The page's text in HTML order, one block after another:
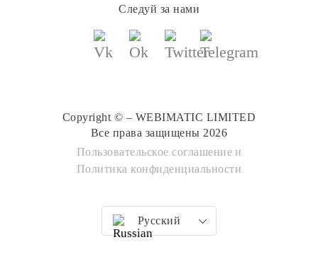
Следуй за нами
Copyright © – WEBIMATIC LIMITED
Все права защищены 2026
Пользовательское соглашение и
Политика конфиденциальности
Русский